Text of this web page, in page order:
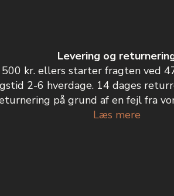
Levering og
kr. ellers starter fragten ved
2-6 hverdage. 14 dages
på grund af en fejl fra
Læs mere